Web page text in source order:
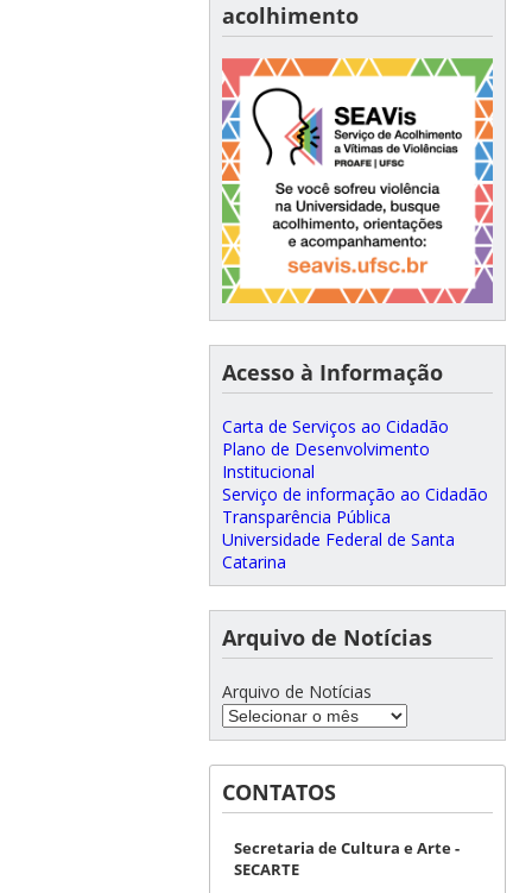
acolhimento
Acesso à Informação
Carta de Serviços ao Cidadão
Plano de Desenvolvimento
Institucional
Serviço de informação ao Cidadão
Transparência Pública
Universidade Federal de Santa
Catarina
Arquivo de Notícias
Arquivo de Notícias
CONTATOS
Secretaria de Cultura e Arte -
SECARTE